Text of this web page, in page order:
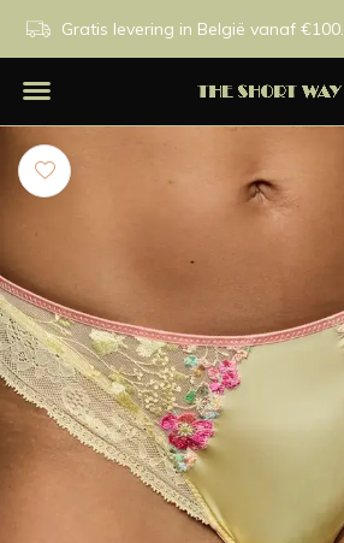
Gratis levering in België vanaf €100.